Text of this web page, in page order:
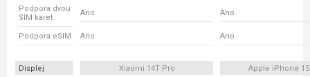
Podpora dvou
SIM karet
Ano Ano
Podpora eSIM Ano Ano
Displej Xiaomi 14T Pro
Apple iPhone